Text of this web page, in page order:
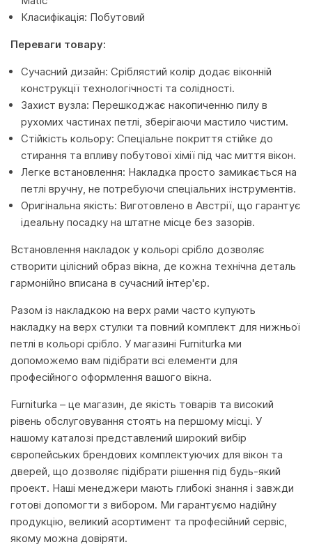
Класифікація: Побутовий
Переваги товару:
Сучасний дизайн: Сріблястий колір додає віконній
конструкції технологічності та солідності.
Захист вузла: Перешкоджає накопиченню пилу в
рухомих частинах петлі, зберігаючи мастило чистим.
Стійкість кольору: Спеціальне покриття стійке до
стирання та впливу побутової хімії під час миття вікон.
Легке встановлення: Накладка просто замикається на
петлі вручну, не потребуючи спеціальних інструментів.
Оригінальна якість: Виготовлено в Австрії, що гарантує
ідеальну посадку на штатне місце без зазорів.
Встановлення накладок у кольорі срібло дозволяє
створити цілісний образ вікна, де кожна технічна деталь
гармонійно вписана в сучасний інтер'єр.
Разом із накладкою на верх рами часто купують
накладку на верх стулки та повний комплект для нижньої
петлі в кольорі срібло. У магазині Furniturka ми
допоможемо вам підібрати всі елементи для
професійного оформлення вашого вікна.
Furniturka – це магазин, де якість товарів та високий
рівень обслуговування стоять на першому місці. У
нашому каталозі представлений широкий вибір
європейських брендових комплектуючих для вікон та
дверей, що дозволяє підібрати рішення під будь-який
проект. Наші менеджери мають глибокі знання і завжди
готові допомогти з вибором. Ми гарантуємо надійну
продукцію, великий асортимент та професійний сервіс,
якому можна довіряти.